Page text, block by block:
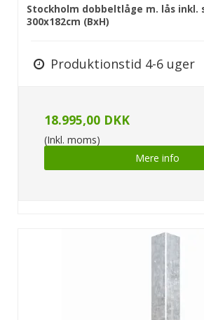
Stockholm dobbeltlåge m. lås inkl.
300x182cm (BxH)
Produktionstid 4-6 uger
18.995,00 DKK
(Inkl. moms)
Mere info